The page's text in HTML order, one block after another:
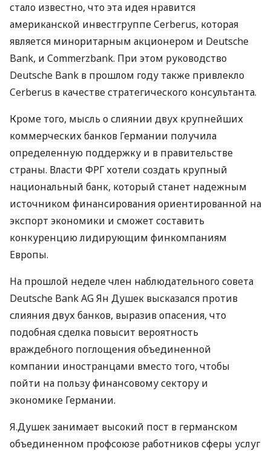
стало известно, что эта идея нравится
американской инвестгруппе Cerberus, которая
является миноритарным акционером и Deutsche
Bank, и Commerzbank. При этом руководство
Deutsche Bank в прошлом году также привлекло
Cerberus в качестве стратегического консультанта.
Кроме того, мысль о слиянии двух крупнейших
коммерческих банков Германии получила
определенную поддержку и в правительстве
страны. Власти ФРГхотели создать крупный
национальный банк, который станет надежным
источником финансирования ориентированной на
экспорт экономики и сможет составить
конкуренцию лидирующим финкомпаниям
Европы.
На прошлой неделе член наблюдательного совета
Deutsche Bank AG Ян Душек высказался против
слияния двух банков, выразив опасения, что
подобная сделка повысит вероятность
враждебного поглощения объединенной
компании иностранцами вместо того, чтобы
пойти на пользу финансовому сектору и
экономике Германии.
Я.Душек занимает высокий пост в германском
объединенном профсоюзе работников сферы услуг